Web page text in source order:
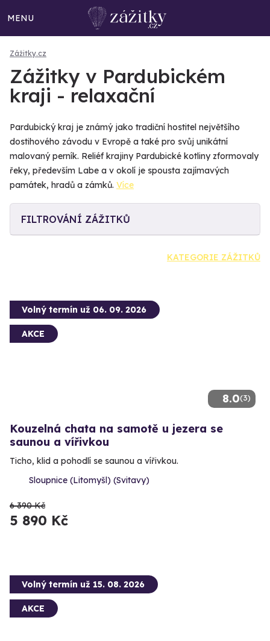
MENU
Zážitky.cz
Zážitky v Pardubickém
kraji - relaxační
Pardubický kraj je známý jako tradiční hostitel největšího
dostihového závodu v Evropě a také pro svůj unikátní
malovaný perník. Reliéf krajiny Pardubické kotliny zformovaly
řeky, především Labe a v okolí je spousta zajímavých
památek, hradů a zámků. Více
FILTROVÁNÍ ZÁŽITKŮ
KATEGORIE ZÁŽITKŮ
8.0(3)
Volný termín už 06. 09. 2026
AKCE
Kouzelná chata na samotě u jezera se
saunou a vířivkou
Ticho, klid a pohodlí se saunou a vířivkou.
Sloupnice (Litomyšl) (Svitavy)
6 390 Kč
5 890 Kč
Volný termín už 15. 08. 2026
AKCE